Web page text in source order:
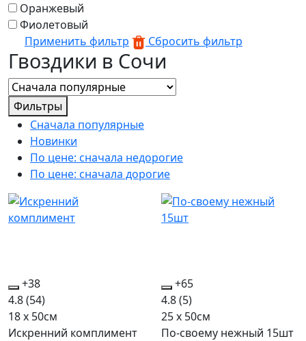
Оранжевый
Фиолетовый
Применить фильтр
Сбросить фильтр
Гвоздики в Сочи
Фильтры
Сначала популярные
Новинки
По цене: сначала недорогие
По цене: сначала дорогие
+38
4.8(54)
18 x 50см
Искренний комплимент
+65
4.8(5)
25 x 50см
По-своему нежный 15шт